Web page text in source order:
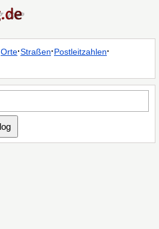
Orte·Straßen·Postleitzahlen·